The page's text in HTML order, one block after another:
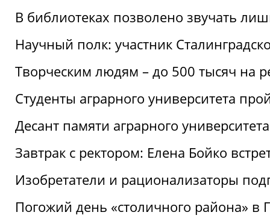
В библиотеках позволено звучать
Научный полк: участник
Творческим людям – до 500 тысяч на
Студенты аграрного университета
Десант памяти аграрного
Завтрак с ректором: Елена Бойко
Изобретатели и рационализаторы
Погожий день «столичного района» в